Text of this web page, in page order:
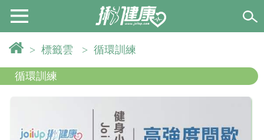
> 標籤雲 > 循環訓練
循環訓練